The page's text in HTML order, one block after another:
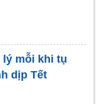
mỗi khi tụ
dịp Tết